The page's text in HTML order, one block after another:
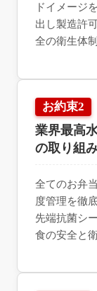
ドイメージ
出し製造許
全の衛生体
お約束2
業界最高
の取り組
全てのお弁
度管理を徹
先端抗菌シ
食の安全と